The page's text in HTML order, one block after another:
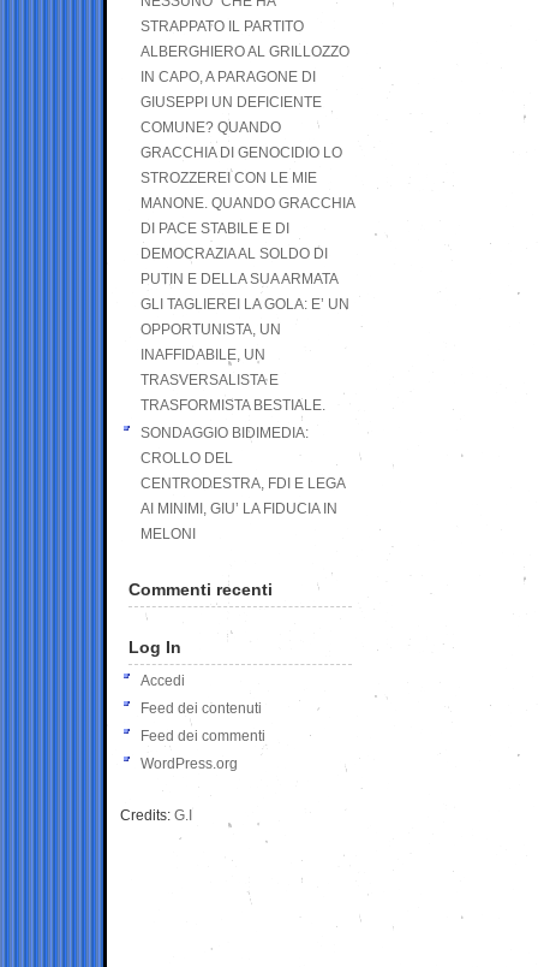
STRAPPATO IL PARTITO
ALBERGHIERO AL GRILLOZZO
IN CAPO, A PARAGONE DI
GIUSEPPI UN DEFICIENTE
COMUNE? QUANDO
GRACCHIA DI GENOCIDIO LO
STROZZEREI CON LE MIE
MANONE. QUANDO GRACCHIA
DI PACE STABILE E DI
DEMOCRAZIA AL SOLDO DI
PUTIN E DELLA SUA ARMATA
GLI TAGLIEREI LA GOLA: E’ UN
OPPORTUNISTA, UN
INAFFIDABILE, UN
TRASVERSALISTA E
TRASFORMISTA BESTIALE.
SONDAGGIO BIDIMEDIA:
CROLLO DEL
CENTRODESTRA, FDI E LEGA
AI MINIMI, GIU’ LA FIDUCIA IN
MELONI
Commenti recenti
Log In
Accedi
Feed dei contenuti
Feed dei commenti
WordPress.org
Credits: G.I